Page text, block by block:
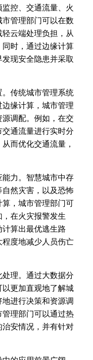
控、交通流量、火
管理部门可以在数
云端处理负担，从
时，通过边缘计算
现安全隐患并采取
传统城市管理系统
缘计算，城市管理
调配。例如，在交
通流量进行实时分
而优化交通流量，
力。智慧城市中存
然灾害，以及恐怖
，城市管理部门可
在火灾报警发生
算出最优逃生路
度地减少人员伤亡
理。通过大数据分
更加直观地了解城
进行决策和资源调
理部门可以通过热
安情况，并有针对